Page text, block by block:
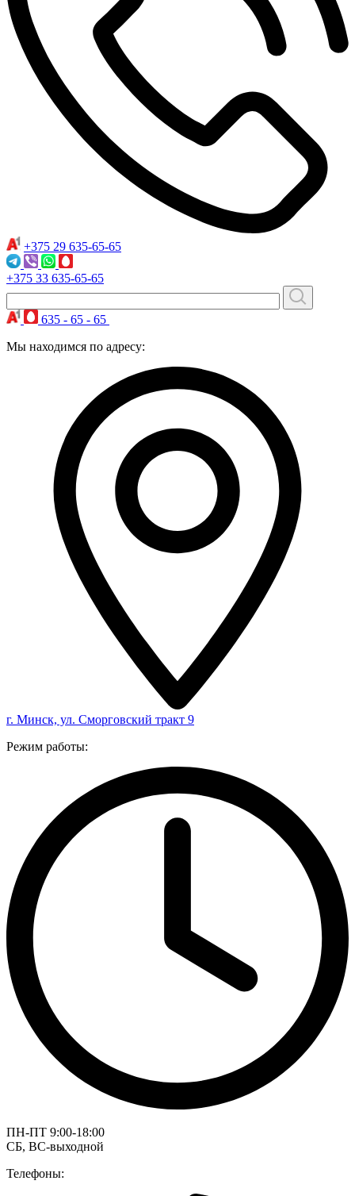
+375 29 635-65-65
+375 33 635-65-65
635 - 65 - 65
Мы находимся по адресу:
г. Минск, ул. Сморговский тракт 9
Режим работы:
ПН-ПТ 9:00-18:00
СБ, ВС-выходной
Телефоны: